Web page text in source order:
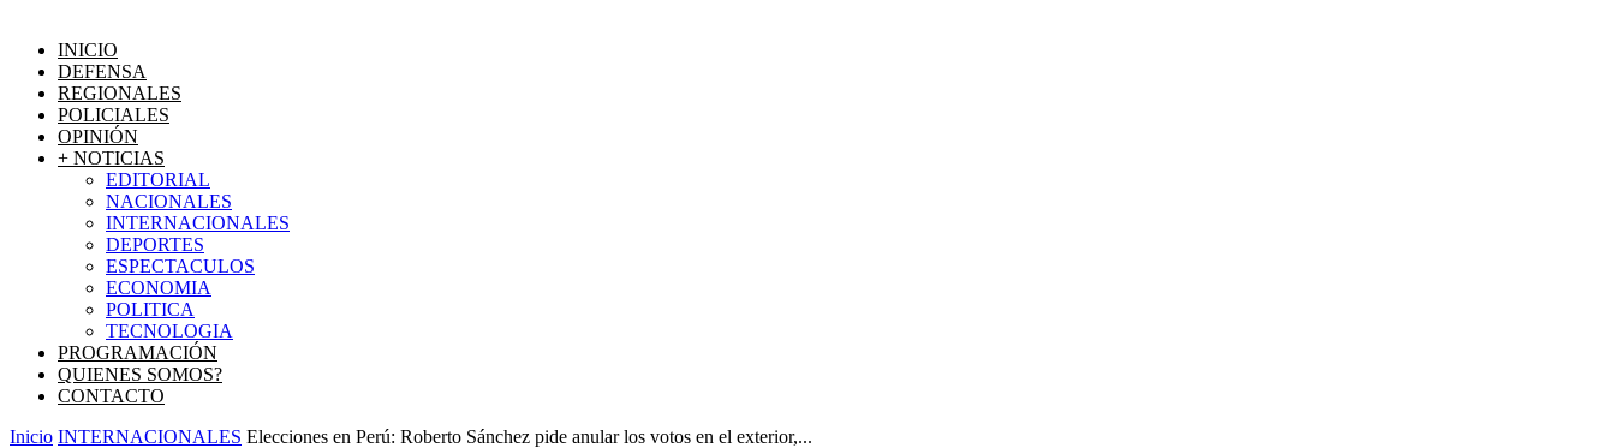
INICIO
DEFENSA
REGIONALES
POLICIALES
OPINIÓN
+ NOTICIAS
EDITORIAL
NACIONALES
INTERNACIONALES
DEPORTES
ESPECTACULOS
ECONOMIA
POLITICA
TECNOLOGIA
PROGRAMACIÓN
QUIENES SOMOS?
CONTACTO
Inicio INTERNACIONALES Elecciones en Perú: Roberto Sánchez pide anular los votos en el exterior,...